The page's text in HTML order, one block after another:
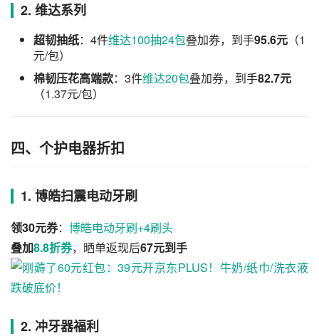
2. 维达系列
超韧抽纸：4件维达100抽24包叠加券，到手95.6元 （1
元/包）
棉韧压花高端款：3件维达20包叠加券，到手82.7元
（1.37元/包）
四、个护电器折扣
1. 博皓扫震电动牙刷
领30元券： 博皓电动牙刷+4刷头
叠加8.8折券，晒单返现后67元到手
2. 冲牙器福利